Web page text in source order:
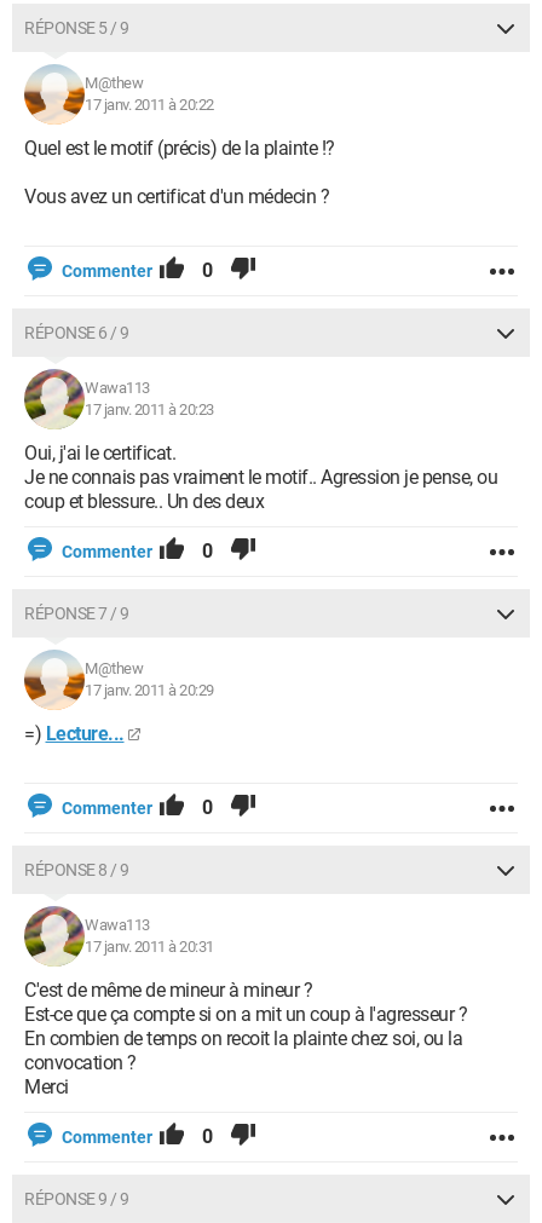
RÉPONSE 5 / 9
M@thew
17 janv. 2011 à 20:22
Quel est le motif (précis) de la plainte !?
Vous avez un certificat d'un médecin ?
Commenter 0
RÉPONSE 6 / 9
Wawa113
17 janv. 2011 à 20:23
Oui, j'ai le certificat.
Je ne connais pas vraiment le motif.. Agression je pense, ou
coup et blessure.. Un des deux
Commenter 0
RÉPONSE 7 / 9
M@thew
17 janv. 2011 à 20:29
=) Lecture...
Commenter 0
RÉPONSE 8 / 9
Wawa113
17 janv. 2011 à 20:31
C'est de même de mineur à mineur ?
Est-ce que ça compte si on a mit un coup à l'agresseur ?
En combien de temps on recoit la plainte chez soi, ou la
convocation ?
Merci
Commenter 0
RÉPONSE 9 / 9